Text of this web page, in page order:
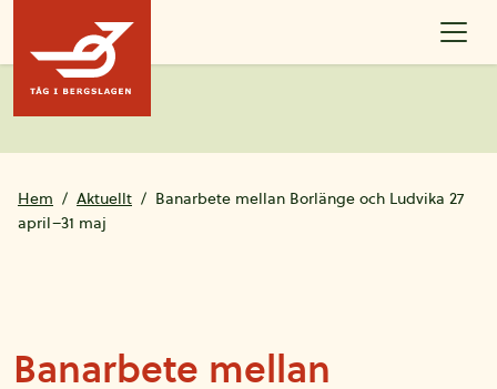
Hoppa till innehållet
Hem Aktuellt
Banarbete mellan Borlänge och Ludvika 27
april–31 maj
Banarbete mellan